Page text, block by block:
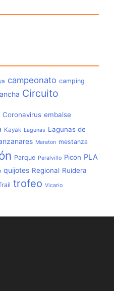
campeonato camping
Circuito
Coronavirus embalse
Kayak Lagunas Lagunas de
Maraton mestanza
Parque Peralvillo Picon PLA
quijotes Regional Ruidera
trofeo Vicario